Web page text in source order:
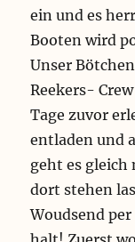
ein und es
Booten wird
Unser
Reekers-
Tage zuvor
entladen und
geht es gleich
dort stehen
Woudsend